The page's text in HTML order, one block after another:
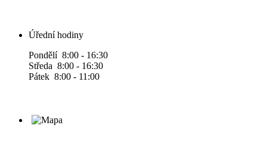
Úřední hodiny
Pondělí 8:00 - 16:30
Středa 8:00 - 16:30
Pátek 8:00 - 11:00